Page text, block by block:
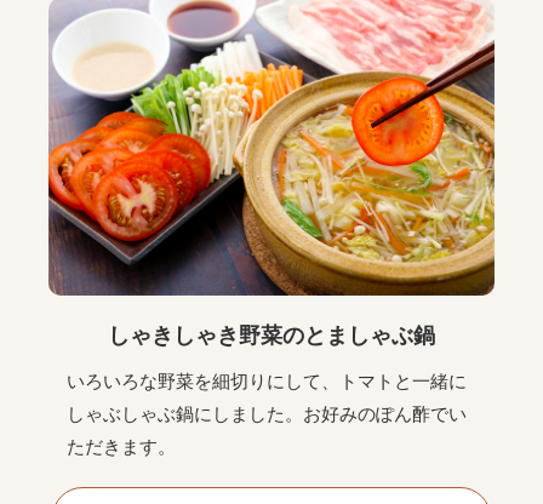
しゃきしゃき野菜のとましゃぶ鍋
いろいろな野菜を細切りにして、トマトと一緒に
しゃぶしゃぶ鍋にしました。お好みのぽん酢でい
ただきます。